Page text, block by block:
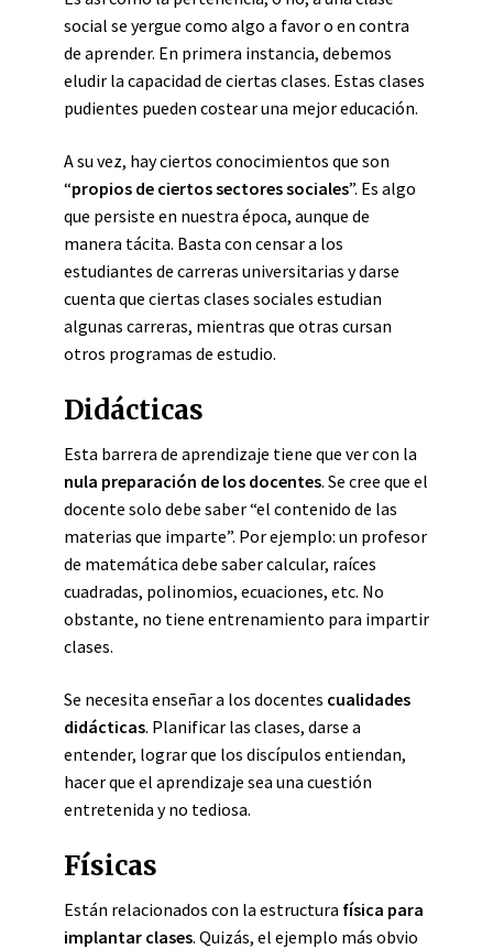
social se yergue como algo a favor o en contra
de aprender. En primera instancia, debemos
eludir la capacidad de ciertas clases. Estas clases
pudientes pueden costear una mejor educación.
A su vez, hay ciertos conocimientos que son
“propios de ciertos sectores sociales”. Es algo
que persiste en nuestra época, aunque de
manera tácita. Basta con censar a los
estudiantes de carreras universitarias y darse
cuenta que ciertas clases sociales estudian
algunas carreras, mientras que otras cursan
otros programas de estudio.
Didácticas
Esta barrera de aprendizaje tiene que ver con la
nula preparación de los docentes. Se cree que el
docente solo debe saber “el contenido de las
materias que imparte”. Por ejemplo: un profesor
de matemática debe saber calcular, raíces
cuadradas, polinomios, ecuaciones, etc. No
obstante, no tiene entrenamiento para impartir
clases.
Se necesita enseñar a los docentes cualidades
didácticas. Planificar las clases, darse a
entender, lograr que los discípulos entiendan,
hacer que el aprendizaje sea una cuestión
entretenida y no tediosa.
Físicas
Están relacionados con la estructura física para
implantar clases. Quizás, el ejemplo más obvio